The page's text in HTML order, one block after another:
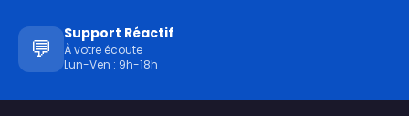
💬
Support Réactif
À votre écoute
Lun-Ven : 9h-18h